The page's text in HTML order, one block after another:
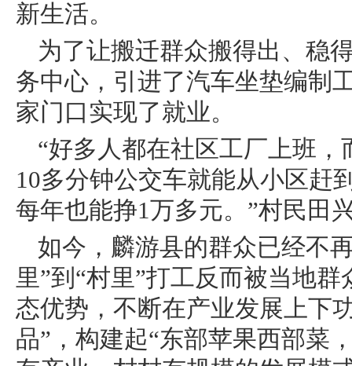
新生活。
为了让搬迁群众搬得出、稳
务中心，引进了汽车坐垫编制
家门口实现了就业。
“好多人都在社区工厂上班
10多分钟公交车就能从小区赶
每年也能挣1万多元。”村民田
如今，麟游县的群众已经不
里”到“村里”打工反而被当地
态优势，不断在产业发展上下
品”，构建起“东部苹果西部菜